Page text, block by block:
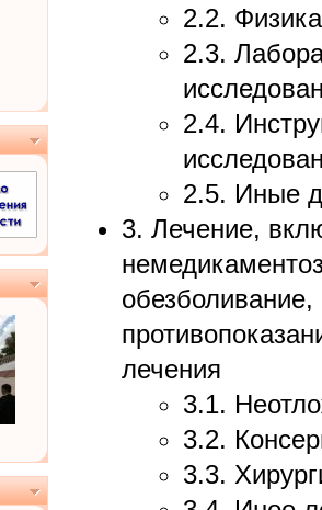
2.2.
2.3.
2.4.
2.5. Иные
3. Лечение,
лечения
3.1.
3.2.
3.3.